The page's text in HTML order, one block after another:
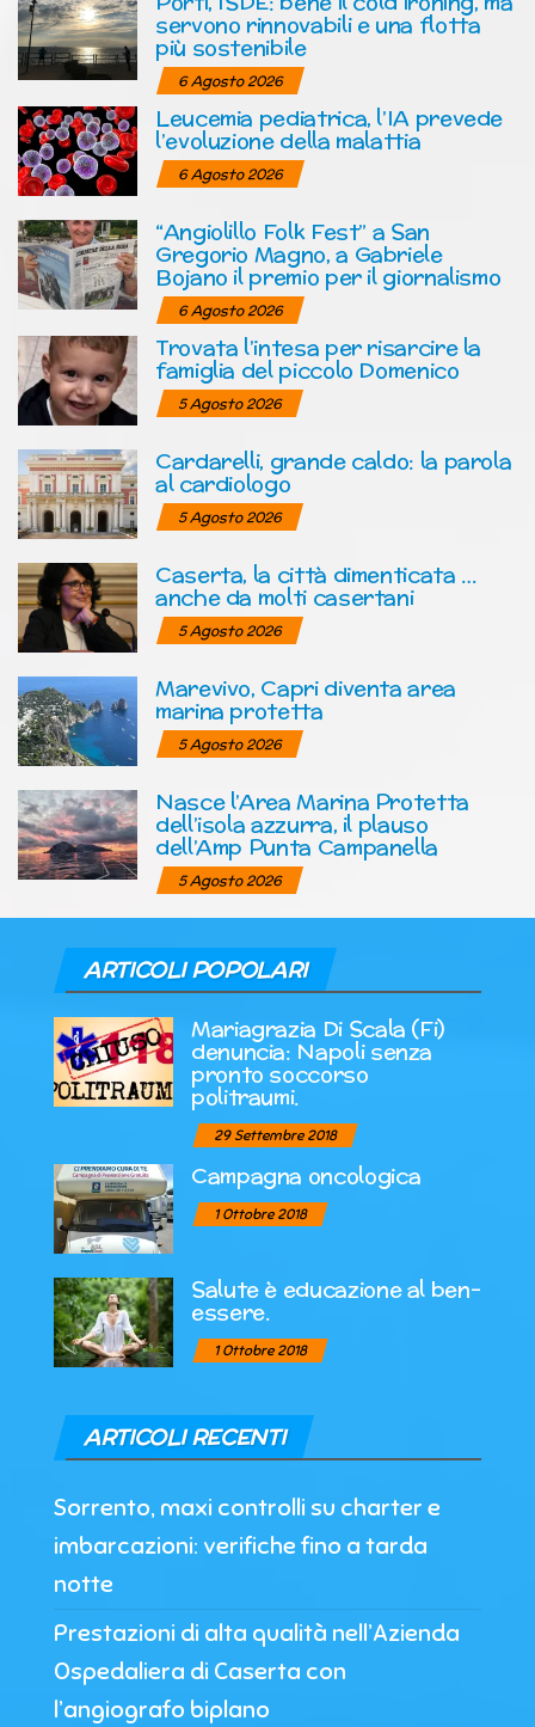
servono rinnovabili e una flotta
più sostenibile
6 Agosto 2026
Leucemia pediatrica, l’IA prevede
l’evoluzione della malattia
6 Agosto 2026
“Angiolillo Folk Fest” a San
Gregorio Magno, a Gabriele
Bojano il premio per il giornalismo
6 Agosto 2026
Trovata l’intesa per risarcire la
famiglia del piccolo Domenico
5 Agosto 2026
Cardarelli, grande caldo: la parola
al cardiologo
5 Agosto 2026
Caserta, la città dimenticata …
anche da molti casertani
5 Agosto 2026
Marevivo, Capri diventa area
marina protetta
5 Agosto 2026
Nasce l’Area Marina Protetta
dell’isola azzurra, il plauso
dell’Amp Punta Campanella
5 Agosto 2026
ARTICOLI POPOLARI
Mariagrazia Di Scala (Fi)
denuncia: Napoli senza
pronto soccorso
politraumi.
29 Settembre 2018
Campagna oncologica
1 Ottobre 2018
Salute è educazione al ben-
essere.
1 Ottobre 2018
ARTICOLI RECENTI
Sorrento, maxi controlli su charter e
imbarcazioni: verifiche fino a tarda
notte
Prestazioni di alta qualità nell’Azienda
Ospedaliera di Caserta con
l’angiografo biplano